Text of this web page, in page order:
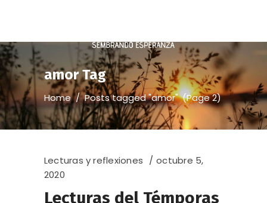
amor Tag
Home/Posts tagged "amor" (Page 2)
Lecturas y reflexiones
octubre 5,
2020
Lecturas del Témporas